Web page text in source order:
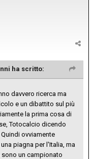
ha scritto:
davvero ricerca ma
e un dibattito sul più
la prima cosa di
Totocalcio dicendo
ovviamente
piagna per l'Italia, ma
sono un campionato